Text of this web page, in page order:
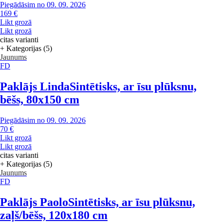
Piegādāsim no 09. 09. 2026
169 €
Likt grozā
Likt grozā
citas varianti
+ Kategorijas (5)
Jaunums
FD
Paklājs LindaSintētisks, ar īsu plūksnu,
bēšs, 80x150 cm
Piegādāsim no 09. 09. 2026
70 €
Likt grozā
Likt grozā
citas varianti
+ Kategorijas (5)
Jaunums
FD
Paklājs PaoloSintētisks, ar īsu plūksnu,
zaļš/bēšs, 120x180 cm